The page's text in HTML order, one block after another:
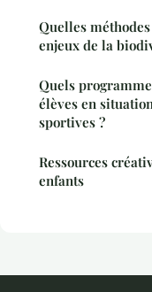
Quelles
enjeux de la
Quels
élèves en
sportives ?
Ressources
enfants